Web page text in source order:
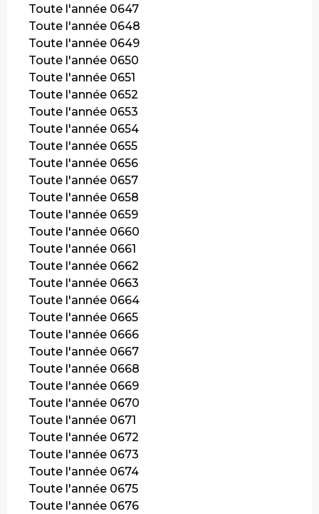
Toute l'année 0647
Toute l'année 0648
Toute l'année 0649
Toute l'année 0650
Toute l'année 0651
Toute l'année 0652
Toute l'année 0653
Toute l'année 0654
Toute l'année 0655
Toute l'année 0656
Toute l'année 0657
Toute l'année 0658
Toute l'année 0659
Toute l'année 0660
Toute l'année 0661
Toute l'année 0662
Toute l'année 0663
Toute l'année 0664
Toute l'année 0665
Toute l'année 0666
Toute l'année 0667
Toute l'année 0668
Toute l'année 0669
Toute l'année 0670
Toute l'année 0671
Toute l'année 0672
Toute l'année 0673
Toute l'année 0674
Toute l'année 0675
Toute l'année 0676